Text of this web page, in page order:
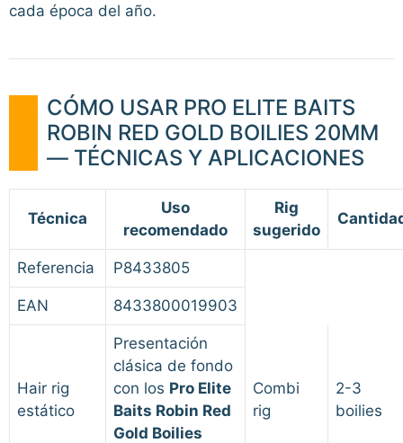
cada época del año.
CÓMO USAR PRO ELITE BAITS
ROBIN RED GOLD BOILIES 20MM
— TÉCNICAS Y APLICACIONES
Referencia P8433805
EAN 8433800019903
Técnica
Uso
recomendado
Rig
sugerido
Hair rig
estático
Presentación
clásica de fondo
con los Pro Elite
Baits Robin Red
Gold Boilies
Combi
rig
2-3
boilies